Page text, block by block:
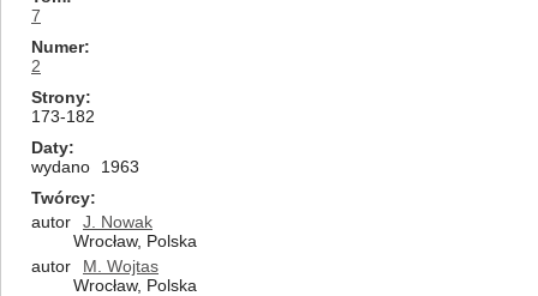
7
Numer
2
Strony
173-182
Daty
wydano
1963
Twórcy
autor
J. Nowak
Wrocław, Polska
autor
M. Wojtas
Wrocław, Polska